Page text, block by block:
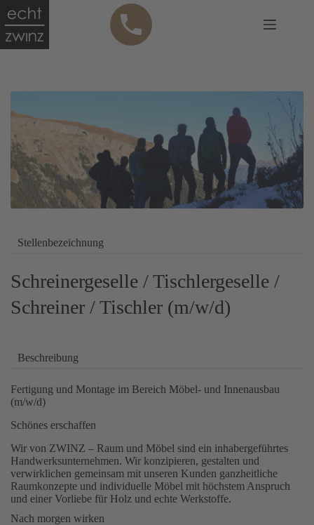
Inhalt
springen
Anru
fen
Stellenbezeichnung
Schreinergeselle / Tischlergeselle /
Schreiner / Tischler (m/w/d)
Beschreibung
Fertigung und Montage im Bereich Möbel- und Innenausbau
(m/w/d)
Schönes erschaffen
Wir von ZWINZ – Raum und Möbel sind ein inhabergeführtes
Handwerksunternehmen. Wir konzipieren, gestalten und
verwirklichen gemeinsam mit unseren Kunden ganzheitliche
Raumkonzepte und individuelle Möbel mit höchstem Anspruch
und einer Vorliebe für Holz und echte Werkstoffe.
Nach morgen wirken